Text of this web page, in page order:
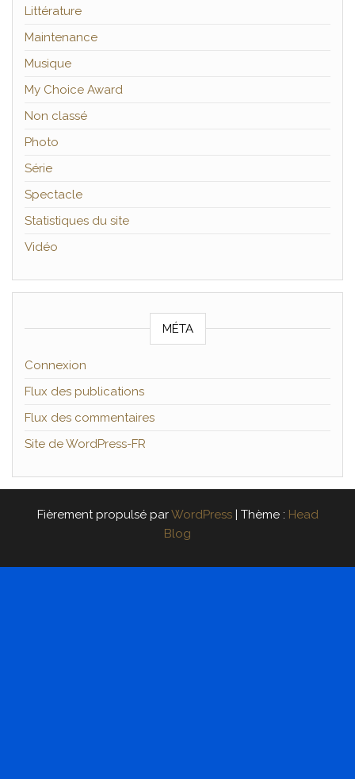
Littérature
Maintenance
Musique
My Choice Award
Non classé
Photo
Série
Spectacle
Statistiques du site
Vidéo
MÉTA
Connexion
Flux des publications
Flux des commentaires
Site de WordPress-FR
Fièrement propulsé parWordPress | Thème : Head
Blog